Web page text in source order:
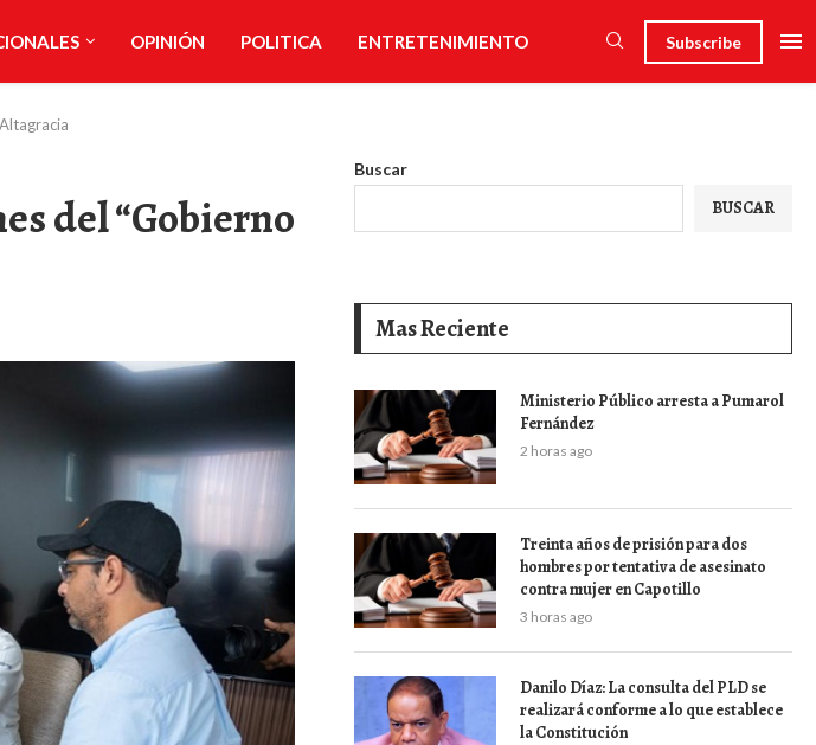
OPINIÓN POLITICA ENTRETENIMIENTO Subscribe
del “Gobierno
Buscar
BUSCAR
Mas Reciente
Ministerio Público arresta a Pumarol
Fernández
2 horas ago
Treinta años de prisión para dos
hombres por tentativa de asesinato
contra mujer en Capotillo
3 horas ago
Danilo Díaz: La consulta del PLD se
realizará conforme a lo que establece
la Constitución